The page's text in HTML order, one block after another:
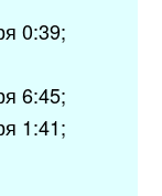
0:39;
6:45;
1:41;